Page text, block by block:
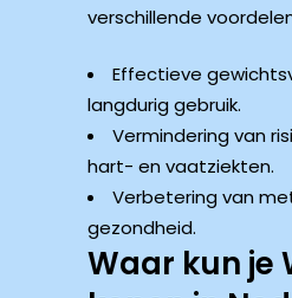
verschillende
Effectieve
langdurig gebruik.
Vermindering van
hart- en vaatziekten.
Verbetering van
gezondheid.
Waar kun je